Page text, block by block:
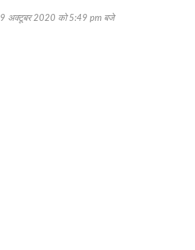
9 अक्टूबर 2020 को 5:49 pm बजे